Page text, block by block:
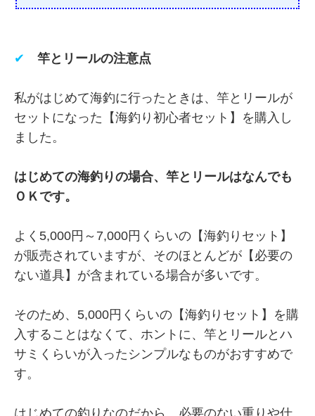
✔ 竿とリールの注意点
私がはじめて海釣に行ったときは、竿とリールが
セットになった【海釣り初心者セット】を購入し
ました。
はじめての海釣りの場合、竿とリールはなんでも
ＯＫです。
よく5,000円～7,000円くらいの【海釣りセット】
が販売されていますが、そのほとんどが【必要の
ない道具】が含まれている場合が多いです。
そのため、5,000円くらいの【海釣りセット】を購
入することはなくて、ホントに、竿とリールとハ
サミくらいが入ったシンプルなものがおすすめで
す。
はじめての釣りなのだから、必要のない重りや仕